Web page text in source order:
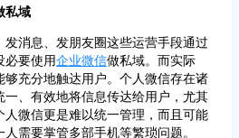
私域
消息、发朋友圈这些运营手段通过
必要使用企业微信做私域。而实际
够充分地触达用户。个人微信存在诸
一、有效地将信息传达给用户，尤其
微信更是难以统一管理，而且可能
需要掌管多部手机等繁琐问题。